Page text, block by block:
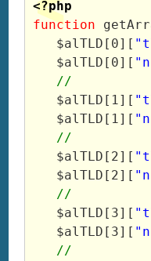
<?php
function
   $alTLD[0][
   $alTLD[0][
//
   $alTLD[1][
   $alTLD[1][
//
   $alTLD[2][
   $alTLD[2][
//
   $alTLD[3][
   $alTLD[3][
//